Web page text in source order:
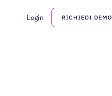
Login RICHIEDI DEMO